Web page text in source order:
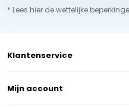
* Lees hier de wettelijke
Klantenservice
Mijn account